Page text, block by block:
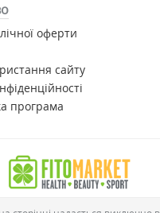
оферти
сайту
програма